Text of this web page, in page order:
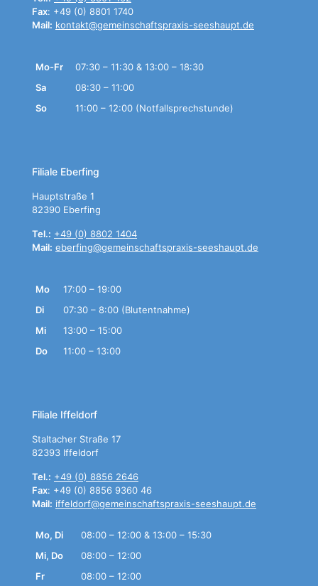
Fax: +49 (0) 8801 1740
Mail: kontakt@gemeinschaftspraxis-seeshaupt.de
Mo-Fr
07:30 – 11:30 & 13:00 – 18:30
Sa
08:30 – 11:00
So
11:00 – 12:00 (Notfallsprechstunde)
Filiale Eberfing
Hauptstraße 1
82390 Eberfing
Tel.: +49 (0) 8802 1404
Mail: eberfing@gemeinschaftspraxis-seeshaupt.de
Mo
17:00 – 19:00
Di
07:30 – 8:00 (Blutentnahme)
Mi
13:00 – 15:00
Do
11:00 – 13:00
Filiale Iffeldorf
Staltacher Straße 17
82393 Iffeldorf
Tel.: +49 (0) 8856 2646
Fax: +49 (0) 8856 9360 46
Mail: iffeldorf@gemeinschaftspraxis-seeshaupt.de
Mo, Di
08:00 – 12:00 & 13:00 – 15:30
Mi, Do
08:00 – 12:00
Fr
08:00 – 12:00